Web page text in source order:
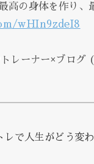
高の身体を作り、
wHIn9zdeI8
レーナー×ブログ
で人生がどう変